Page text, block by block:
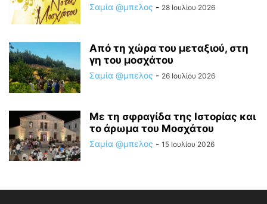
Σαμία @μπελος - 28 Ιουλίου 2026
Από τη χώρα του μεταξιού, στη
γη του μοσχάτου
Σαμία @μπελος - 26 Ιουλίου 2026
Με τη σφραγίδα της Ιστορίας και
το άρωμα του Μοσχάτου
Σαμία @μπελος - 15 Ιουλίου 2026